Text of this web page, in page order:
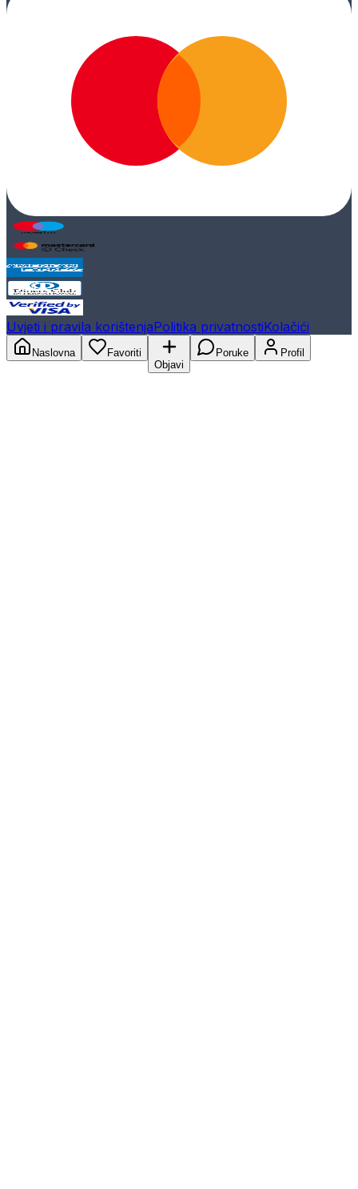
Uvjeti i pravila korištenjaPolitika privatnostiKolačići
Naslovna
Favoriti
Objavi
Poruke Profil